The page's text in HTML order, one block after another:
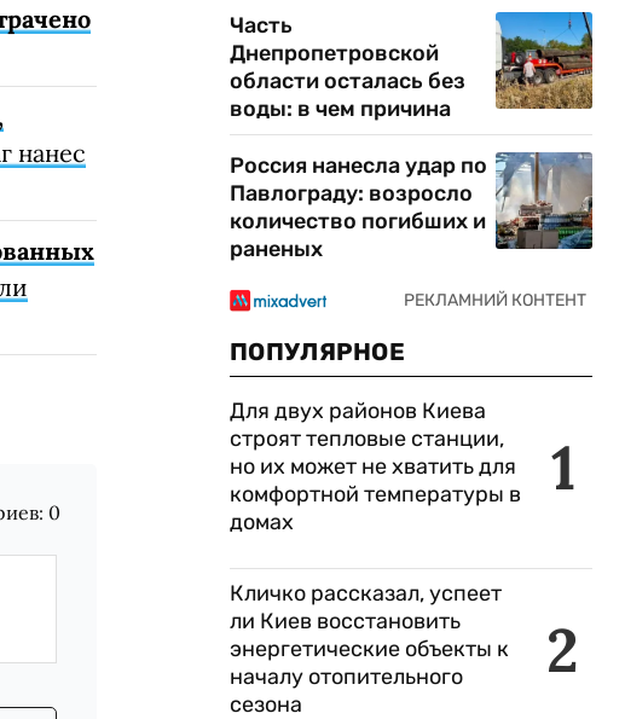
нанес
0
Часть
Днепропетровской
области осталась без
воды: в чем причина
Россия нанесла удар по
Павлограду: возросло
количество погибших и
раненых
ПОПУЛЯРНОЕ
1
Для двух районов Киева
строят тепловые станции,
но их может не хватить для
комфортной температуры в
домах
2
Кличко рассказал, успеет
ли Киев восстановить
энергетические объекты к
началу отопительного
сезона